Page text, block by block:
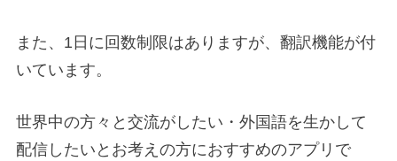
また、1日に回数制限はありますが、翻訳機能が付
いています。
世界中の方々と交流がしたい・外国語を生かして
配信したいとお考えの方におすすめのアプリで